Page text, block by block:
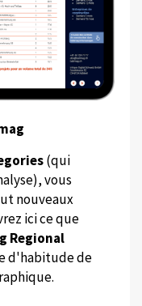
(qui
vous
nouveaux
ici ce que
Regional
d'habitude de